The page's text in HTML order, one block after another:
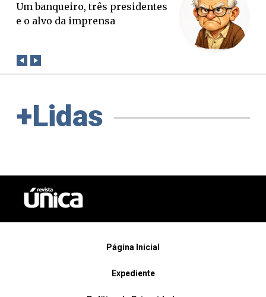
Um banqueiro, três presidentes
e o alvo da imprensa
+Lidas
Página Inicial
Expediente